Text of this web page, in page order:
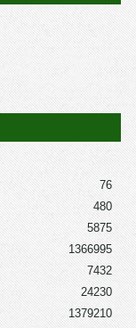
76
480
5875
1366995
7432
24230
1379210